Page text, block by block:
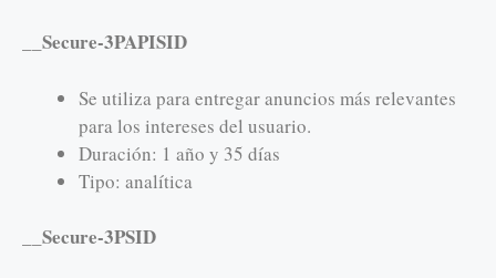
__Secure-3PAPISID
Se utiliza para entregar anuncios más relevantes
para los intereses del usuario.
Duración: 1 año y 35 días
Tipo: analítica
__Secure-3PSID